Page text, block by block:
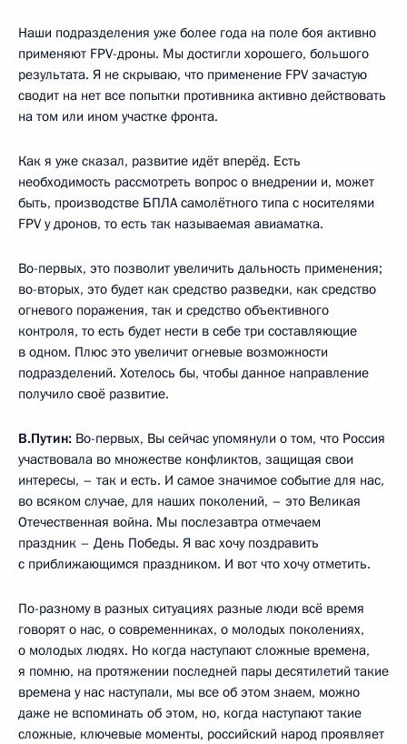
Наши подразделения уже более года на поле боя активно
применяют FPV-дроны. Мы достигли хорошего, большого
результата. Я не скрываю, что применение FPV зачастую
сводит на нет все попытки противника активно действовать
на том или ином участке фронта.
Как я уже сказал, развитие идёт вперёд. Есть
необходимость рассмотреть вопрос о внедрении и, может
быть, производстве БПЛА самолётного типа с носителями
FPV у дронов, то есть так называемая авиаматка.
Во-первых, это позволит увеличить дальность применения;
во-вторых, это будет как средство разведки, как средство
огневого поражения, так и средство объективного
контроля, то есть будет нести в себе три составляющие
в одном. Плюс это увеличит огневые возможности
подразделений. Хотелось бы, чтобы данное направление
получило своё развитие.
В.Путин: Во-первых, Вы сейчас упомянули о том, что Россия
участвовала во множестве конфликтов, защищая свои
интересы, – так и есть. И самое значимое событие для нас,
во всяком случае, для наших поколений, – это Великая
Отечественная война. Мы послезавтра отмечаем
праздник – День Победы. Я вас хочу поздравить
с приближающимся праздником. И вот что хочу отметить.
По-разному в разных ситуациях разные люди всё время
говорят о нас, о современниках, о молодых поколениях,
о молодых людях. Но когда наступают сложные времена,
я помню, на протяжении последней пары десятилетий такие
времена у нас наступали, мы все об этом знаем, можно
даже не вспоминать об этом, но, когда наступают такие
сложные, ключевые моменты, российский народ проявляет